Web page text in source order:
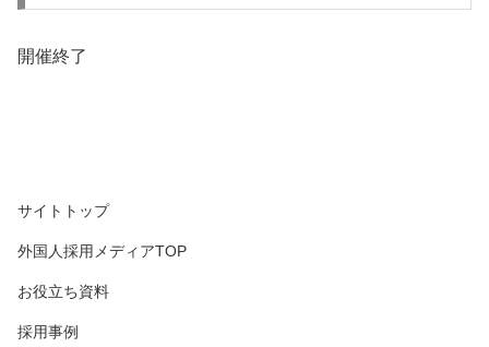
開催終了
サイトトップ
外国人採用メディアTOP
お役立ち資料
採用事例